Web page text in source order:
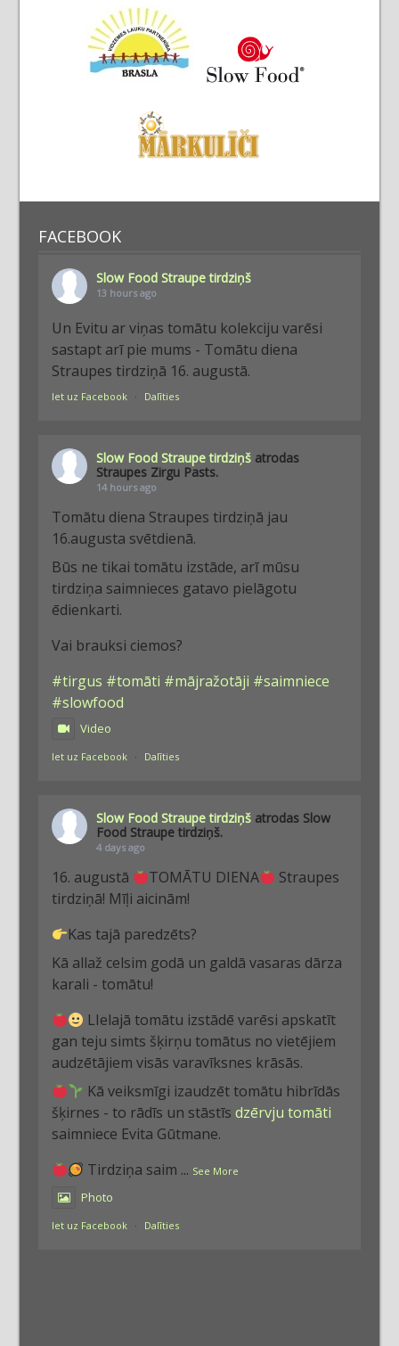
FACEBOOK
Slow Food Straupe tirdziņš
13 hours ago
Un Evitu ar viņas tomātu kolekciju varēsi
sastapt arī pie mums - Tomātu diena
Straupes tirdziņā 16. augustā.
Iet uz Facebook · Dalīties
Slow Food Straupe tirdziņš atrodas
Straupes Zirgu Pasts.
14 hours ago
Tomātu diena Straupes tirdziņā jau
16.augusta svētdienā.
Būs ne tikai tomātu izstāde, arī mūsu
tirdziņa saimnieces gatavo pielāgotu
ēdienkarti.
Vai brauksi ciemos?
#tirgus #tomāti #mājražotāji #saimniece
#slowfood
Video
Iet uz Facebook · Dalīties
Slow Food Straupe tirdziņš atrodas Slow
Food Straupe tirdziņš.
4 days ago
16. augustā TOMĀTU DIENA
Straupes
tirdziņā! Mīļi aicinām!
Kas tajā paredzēts?
Kā allaž celsim godā un galdā vasaras dārza
karali - tomātu!
LIelajā tomātu izstādē varēsi apskatīt
gan teju simts šķirņu tomātus no vietējiem
audzētājiem visās varavīksnes krāsās.
Kā veiksmīgi izaudzēt tomātu hibrīdās
šķirnes - to rādīs un stāstīs dzērvju tomāti
saimniece Evita Gūtmane.
Tirdziņa saim ... See More
Photo
Iet uz Facebook · Dalīties